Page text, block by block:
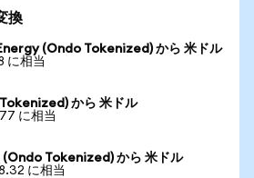
換
(Ondo Tokenized) から 米ドル
に相当
から 米ドル
に相当
Tokenized) から 米ドル
に相当